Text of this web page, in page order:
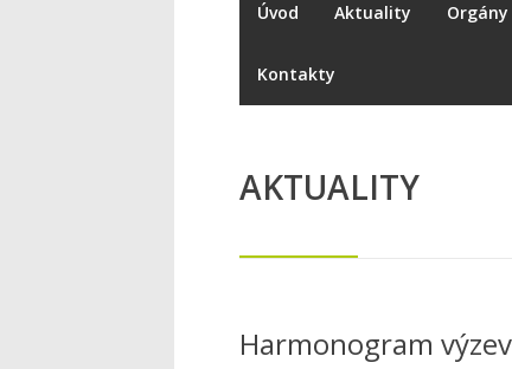
Úvod Aktuality Orgány
Kontakty
AKTUALITY
Harmonogram